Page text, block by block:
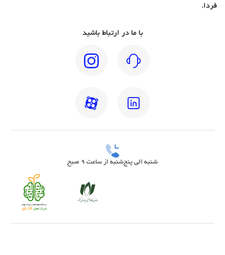
فردا.
با ما در ارتباط باشید
شنبه الی پنج‌شنبه از ساعت 9 صبح